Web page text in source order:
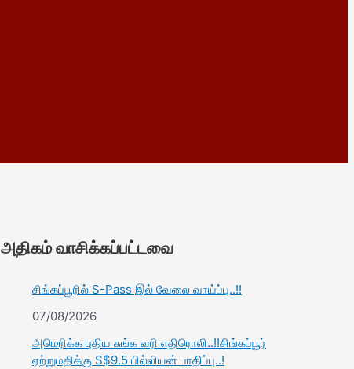
அதிகம் வாசிக்கப்பட்டவை
சிங்கப்பூரில் S-Pass இல் வேலை வாய்ப்பு..!!
07/08/2026
அமெரிக்க புதிய சுங்க வரி எதிரொலி..!!சிங்கப்பூர்
ஏற்றுமதிக்கு S$9.5 பில்லியன் பாதிப்பு..!